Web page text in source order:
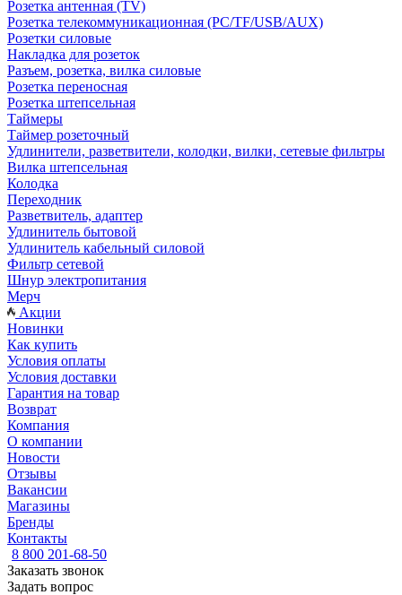
Розетка антенная (TV)
Розетка телекоммуникационная (PC/TF/USB/AUX)
Розетки силовые
Накладка для розеток
Разъем, розетка, вилка силовые
Розетка переносная
Розетка штепсельная
Таймеры
Таймер розеточный
Удлинители, разветвители, колодки, вилки, сетевые фильтры
Вилка штепсельная
Колодка
Переходник
Разветвитель, адаптер
Удлинитель бытовой
Удлинитель кабельный силовой
Фильтр сетевой
Шнур электропитания
Мерч
Акции
Новинки
Как купить
Условия оплаты
Условия доставки
Гарантия на товар
Возврат
Компания
О компании
Новости
Отзывы
Вакансии
Магазины
Бренды
Контакты
8 800 201-68-50
Заказать звонок
Задать вопрос